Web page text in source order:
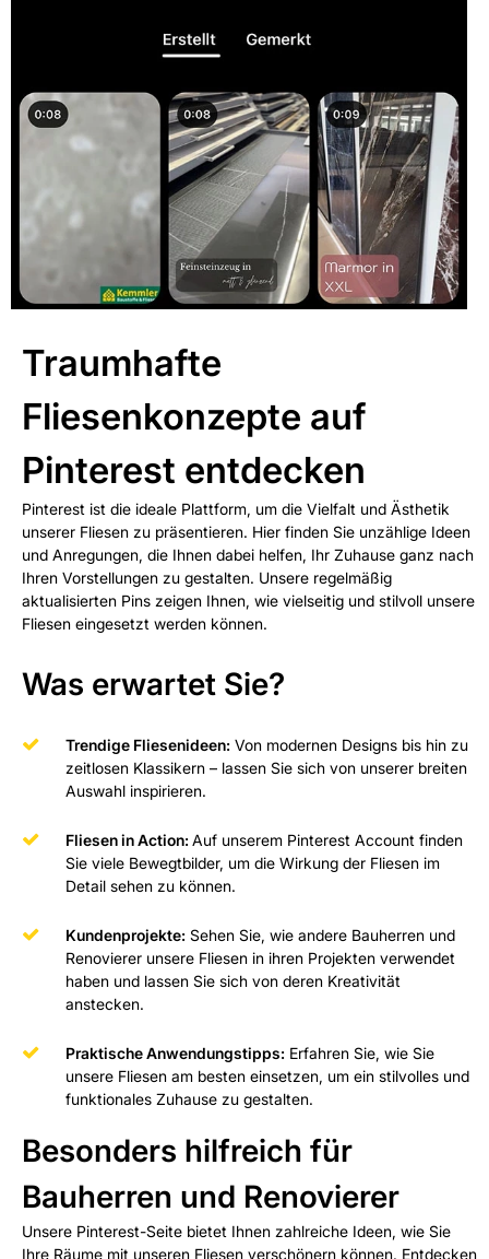
Traumhafte
Fliesenkonzepte auf
Pinterest entdecken
Pinterest ist die ideale Plattform, um die Vielfalt und Ästhetik
unserer Fliesen zu präsentieren. Hier finden Sie unzählige Ideen
und Anregungen, die Ihnen dabei helfen, Ihr Zuhause ganz nach
Ihren Vorstellungen zu gestalten. Unsere regelmäßig
aktualisierten Pins zeigen Ihnen, wie vielseitig und stilvoll unsere
Fliesen eingesetzt werden können.
Was erwartet Sie?
Trendige Fliesenideen: Von modernen Designs bis hin zu
zeitlosen Klassikern – lassen Sie sich von unserer breiten
Auswahl inspirieren.
Fliesen in Action: Auf unserem Pinterest Account finden
Sie viele Bewegtbilder, um die Wirkung der Fliesen im
Detail sehen zu können.
Kundenprojekte: Sehen Sie, wie andere Bauherren und
Renovierer unsere Fliesen in ihren Projekten verwendet
haben und lassen Sie sich von deren Kreativität
anstecken.
Praktische Anwendungstipps: Erfahren Sie, wie Sie
unsere Fliesen am besten einsetzen, um ein stilvolles und
funktionales Zuhause zu gestalten.
Besonders hilfreich für
Bauherren und Renovierer
Unsere Pinterest-Seite bietet Ihnen zahlreiche Ideen, wie Sie
Ihre Räume mit unseren Fliesen verschönern können. Entdecken